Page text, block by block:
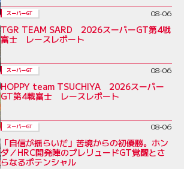
スーパーGT 08-06
TGR TEAM SARD 2026スーパーGT第4戦
富士 レースレポート
スーパーGT 08-06
HOPPY team TSUCHIYA 2026スーパー
GT第4戦富士 レースレポート
スーパーGT 08-06
「自信が揺らいだ」苦境からの初優勝。ホン
ダ／HRC開発陣のプレリュードGT覚醒とさ
らなるポテンシャル